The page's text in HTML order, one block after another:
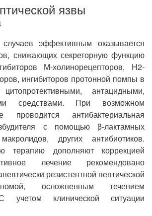
язвы
эффективным оказывается
снижающих секреторную функцию
М-холинорецепторов, H2-
ингибиторов протонной помпы в
антацидными,
средствами. При возможном
проводится антибактериальная
с помощью β-лактамных
других антибиотиков.
терапию дополняют коррекцией
лечение рекомендовано
резистентной пептической
осложненным течением
учетом клинической ситуации